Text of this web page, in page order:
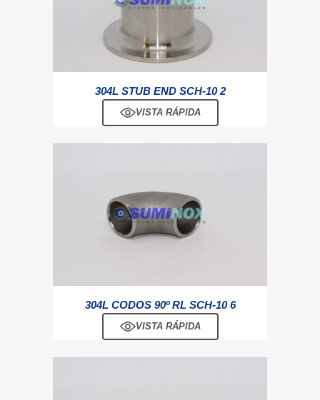
304L STUB END SCH-10 2
VISTA RÁPIDA
304L CODOS 90º RL SCH-10 6
VISTA RÁPIDA